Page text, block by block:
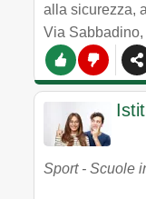
alla sicurezza,
Via
Sport - Scuole